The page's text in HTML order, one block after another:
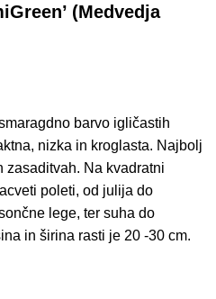
(Medvedja
barvo igličastih
nizka in kroglasta. Najbolj
zasaditvah. Na kvadratni
poleti, od julija do
lege, ter suha do
in širina rasti je 20 -30 cm.